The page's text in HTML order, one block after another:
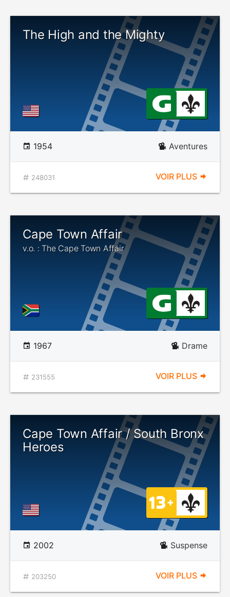
The High and the Mighty
1954 Aventures
248031 VOIR PLUS
Cape Town Affair
v.o. : The Cape Town Affair
1967 Drame
231555 VOIR PLUS
Cape Town Affair / South Bronx
Heroes
2002 Suspense
203250 VOIR PLUS